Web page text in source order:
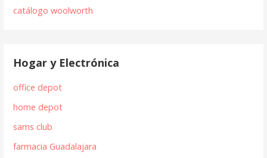
catálogo woolworth
Hogar y Electrónica
office depot
home depot
sams club
farmacia Guadalajara